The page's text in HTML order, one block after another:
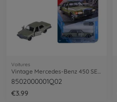
Voitures
8502000001Q02
€3.99